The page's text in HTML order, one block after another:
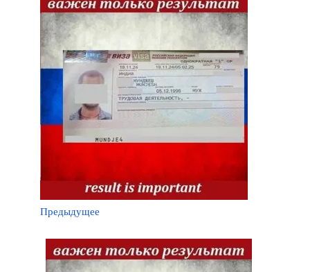
Предыдущее